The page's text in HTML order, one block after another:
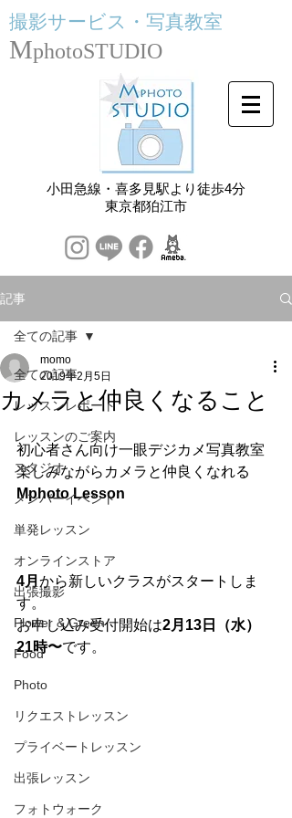
撮影サービス・ 写真教室
MphotoSTUDIO
小田急線・喜多見駅より徒歩4分
​東京都狛江市
記事
全ての記事
レッスンレポート
レッスンのご案内
スタジオ
メンバーイベント
単発レッスン
オンラインストア
出張撮影
Flower & Green
Food
Photo
リクエストレッスン
プライベートレッスン
出張レッスン
フォトウォーク
全ての記事
カメラと仲良くなること
momo
2019年2月5日
初心者さん向け一眼デジカメ写真教室
楽しみながらカメラと仲良くなれる
Mphoto Lesson
4月 から新しいクラスがスタートしま
す。
お申し込み受付開始は2月13日（水）
21時〜です。